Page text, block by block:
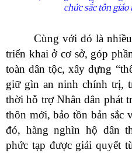
chức sắc tôn
Cùng với đó là
triển khai ở cơ sở, góp
toàn dân tộc, xây dựng
giữ gìn an ninh chính trị,
thời hỗ trợ Nhân dân phát
thôn mới, bảo tồn bản sắc
đó, hàng nghìn hộ dân
phức tạp được giải quyết